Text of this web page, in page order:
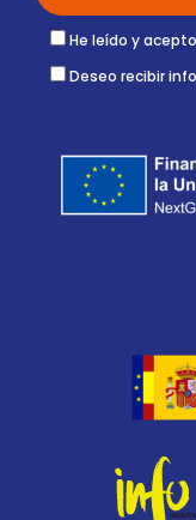
He leído y
Deseo recibir